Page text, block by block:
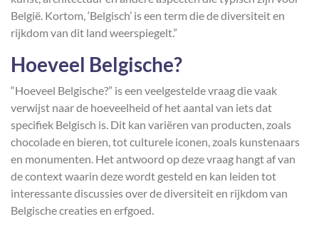
België. Kortom, ‘Belgisch’ is een term die de diversiteit en
rijkdom van dit land weerspiegelt.”
Hoeveel Belgische?
“Hoeveel Belgische?” is een veelgestelde vraag die vaak
verwijst naar de hoeveelheid of het aantal van iets dat
specifiek Belgisch is. Dit kan variëren van producten, zoals
chocolade en bieren, tot culturele iconen, zoals kunstenaars
en monumenten. Het antwoord op deze vraag hangt af van
de context waarin deze wordt gesteld en kan leiden tot
interessante discussies over de diversiteit en rijkdom van
Belgische creaties en erfgoed.